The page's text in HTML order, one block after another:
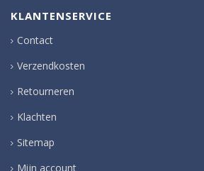
KLANTENSERVICE
Contact
Verzendkosten
Retourneren
Klachten
Sitemap
Mijn account